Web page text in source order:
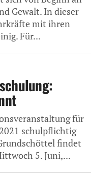
Gewalt. In dieser
mit ihren
Für...
für
schulpflichtig
findet
5. Juni,...